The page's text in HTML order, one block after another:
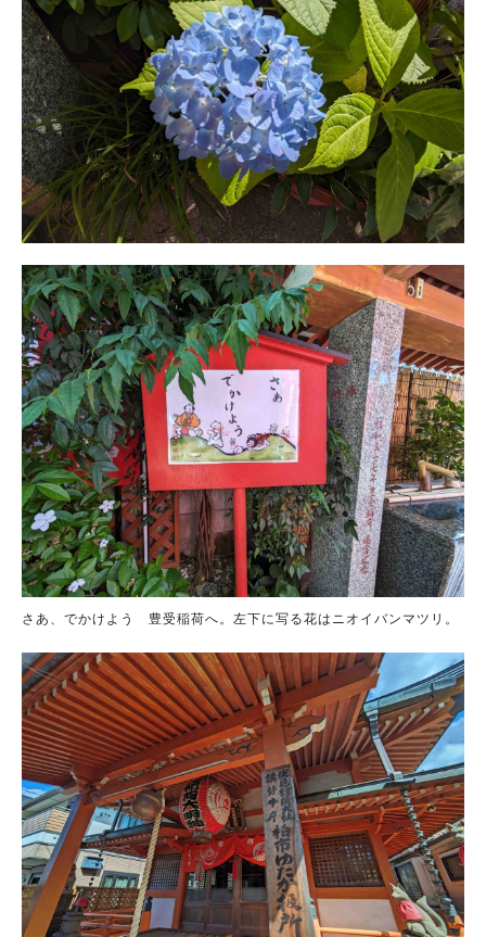
さあ、でかけよう 豊受稲荷へ。左下に写る花はニオイバンマツリ。